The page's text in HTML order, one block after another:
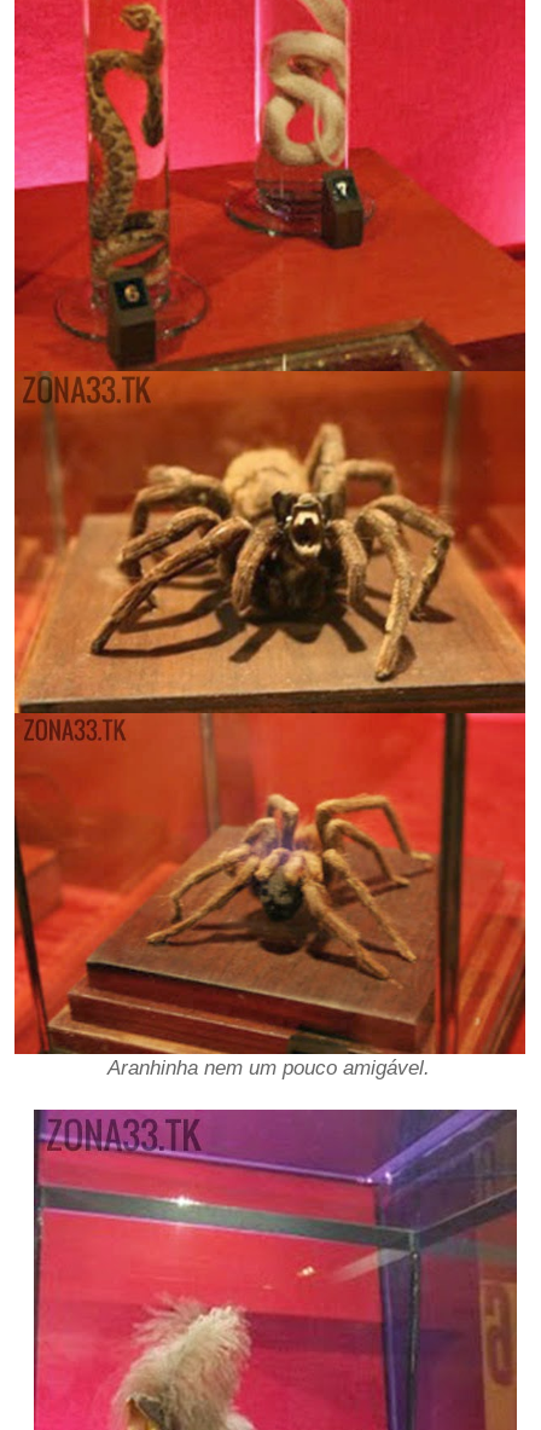
Aranhinha nem um pouco amigável.